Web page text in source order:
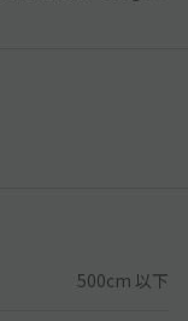
500cm 以下